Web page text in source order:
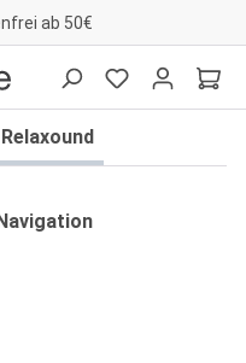
ab 50€
Relaxound